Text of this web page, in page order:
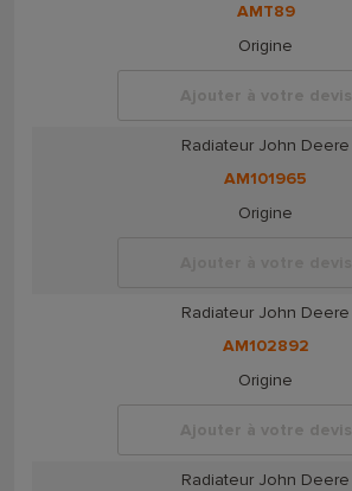
AMT89
Origine
Ajouter à votre devis
Radiateur John Deere
AM101965
Origine
Radiateur John Deere
AM102892
Origine
Ajouter à votre devis
Radiateur John Deere